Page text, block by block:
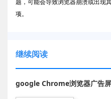
项。
继续阅读
google Chrome浏览器广告